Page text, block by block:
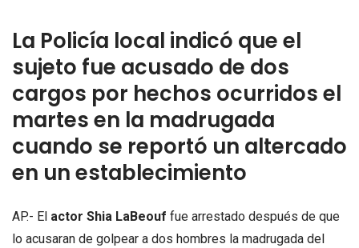
La Policía local indicó que el
sujeto fue acusado de dos
cargos por hechos ocurridos el
martes en la madrugada
cuando se reportó un altercado
en un establecimiento
AP.- El actor Shia LaBeouf fue arrestado después de que
lo acusaran de golpear a dos hombres la madrugada del